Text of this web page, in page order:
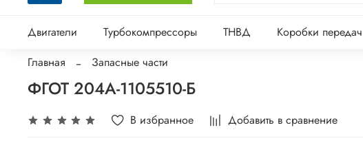
Двигатели Турбокомпрессоры ТНВД Коробки
Главная
Запасные части
ФГОТ 204А-1105510-Б
В избранное Добавить в сравнение